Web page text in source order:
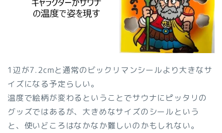
1辺が7.2cmと通常のビックリマンシールより大きなサ
イズになる予定らしい。
温度で絵柄が変わるということでサウナにピッタリの
グッズではあるが、大きめなサイズのシールという
と、使いどころはなかなか難しいのかもしれない。